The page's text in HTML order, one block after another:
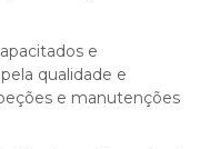
e
qualidade e
e manutenções